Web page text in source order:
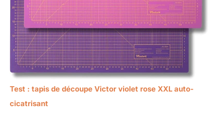
Test : tapis de découpe Victor violet rose XXL auto-
cicatrisant